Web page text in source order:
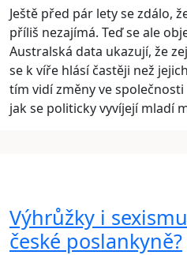
Ještě před pár lety se zdálo,
příliš nezajímá. Teď se ale
Australská data ukazují, že
se k víře hlásí častěji než
tím vidí změny ve
jak se politicky vyvíjejí mladí
Výhrůžky i
české poslankyně?